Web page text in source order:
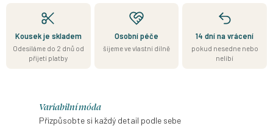
Kousek je skladem
Odesíláme do 2 dnů od
přijetí platby
Osobní péče
šijeme ve vlastní dílně
14 dní na vrácení
pokud nesedne nebo
nelíbí
Variabilní móda
Přizpůsobte si každý detail podle sebe